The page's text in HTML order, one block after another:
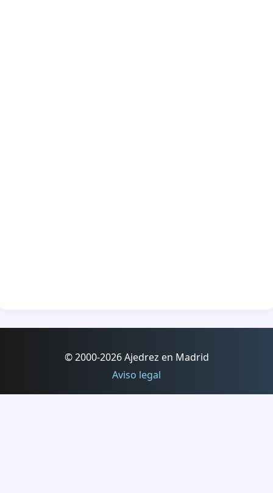
© 2000-2026 Ajedrez en Madrid
Aviso legal